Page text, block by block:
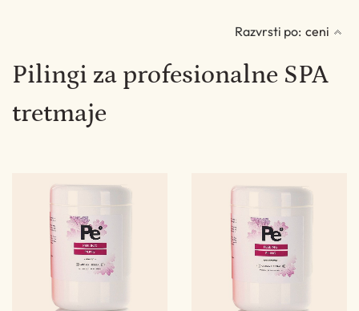
Razvrsti po: ceni
Pilingi za profesionalne SPA
tretmaje